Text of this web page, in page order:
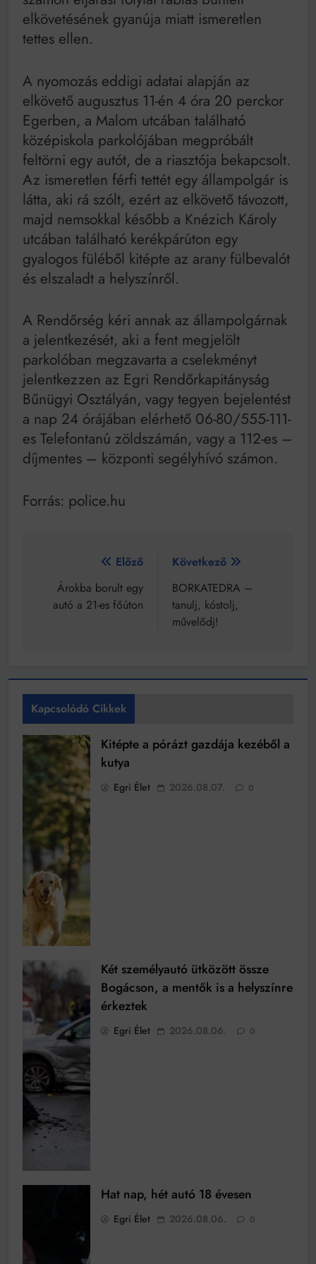
Mindenki a világot akarja uralni – de nem csak a 80-
as években
Bitumenes lapostetők: a bevált technológia akkor
működik, ha jól van felújítva
elkövetésének gyanúja miatt ismeretlen
tettes ellen.
A nyomozás eddigi adatai alapján az
elkövető augusztus 11-én 4 óra 20 perckor
Egerben, a Malom utcában található
középiskola parkolójában megpróbált
feltörni egy autót, de a riasztója bekapcsolt.
Az ismeretlen férfi tettét egy állampolgár is
látta, aki rá szólt, ezért az elkövető távozott,
majd nemsokkal később a Knézich Károly
utcában található kerékpárúton egy
gyalogos füléből kitépte az arany fülbevalót
és elszaladt a helyszínről.
A Rendőrség kéri annak az állampolgárnak
a jelentkezését, aki a fent megjelölt
parkolóban megzavarta a cselekményt
jelentkezzen az Egri Rendőrkapitányság
Bűnügyi Osztályán, vagy tegyen bejelentést
a nap 24 órájában elérhető 06-80/555-111-
es Telefontanú zöldszámán, vagy a 112-es –
díjmentes – központi segélyhívó számon.
Forrás: police.hu
Bejegyzés
navigáció
Előző
Árokba borult egy
autó a 21-es főúton
Következő
BORKATEDRA –
tanulj, kóstolj,
művelődj!
Kapcsolódó Cikkek
Kitépte a pórázt gazdája kezéből a
kutya
Egri Élet 2026.08.07. 0
Két személyautó ütközött össze
Bogácson, a mentők is a helyszínre
érkeztek
Egri Élet 2026.08.06. 0
Hat nap, hét autó 18 évesen
Egri Élet 2026.08.06. 0